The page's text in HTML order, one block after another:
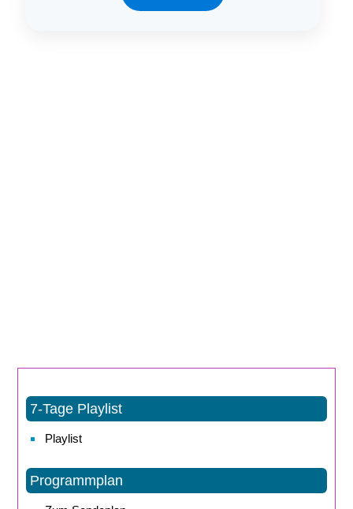
7-Tage Playlist
Playlist
Programmplan